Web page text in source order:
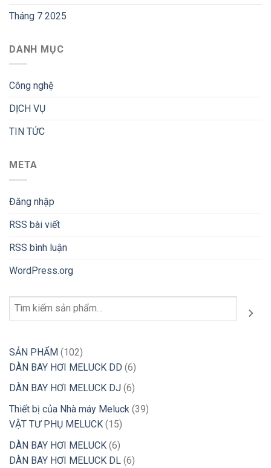
Tháng 7 2025
DANH MỤC
Công nghệ
DỊCH VỤ
TIN TỨC
META
Đăng nhập
RSS bài viết
RSS bình luận
WordPress.org
Tìm
SẢN PHẨM 102102
sản
phẩm
DÀN BAY HƠI MELUCK DD 66
sản
phẩm
DÀN BAY HƠI MELUCK DJ 66
sản
phẩm
Thiết bị của Nhà máy Meluck 3939
VẬT TƯ PHỤ MELUCK 1515
sản
phẩm
DÀN BAY HƠI MELUCK 66
sản
DÀN BAY HƠI MELUCK DL 66